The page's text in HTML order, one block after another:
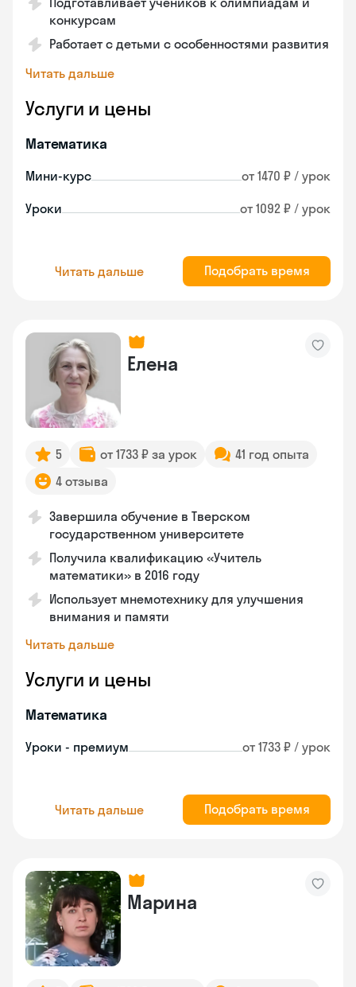
конкурсам
Работает с детьми с особенностями развития
Читать дальше
Услуги и цены
Математика
Мини-курс от 1470 ₽ / урок
Уроки от 1092 ₽ / урок
Читать дальше Подобрать время
Елена
5 от 1733 ₽ за урок
41 год опыта
4 отзыва
Завершила обучение в Тверском
государственном университете
Получила квалификацию «Учитель
математики» в 2016 году
Использует мнемотехнику для улучшения
внимания и памяти
Читать дальше
Услуги и цены
Математика
Уроки - премиум от 1733 ₽ / урок
Читать дальше Подобрать время
Марина